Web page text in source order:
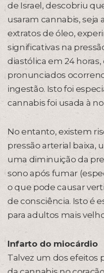
de Israel, descobriu
usaram cannabis, seja
extratos de óleo,
significativas na
diastólica em 24
pronunciados
ingestão. Isto foi
cannabis foi usada à
No entanto, existem
pressão arterial baixa,
uma diminuição da
sono após fumar
o que pode causar
de consciência. Isto é
para adultos mais
Infarto do miocárdio
Talvez um dos efeitos